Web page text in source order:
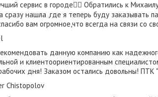
сервис в городе👌🏼 Обратились к
нашла ,где я теперь буду заказывать
вам огромное,что всегда на связи со
данную компанию как
и клиентоориентированным
дня! Заказом остались довольны!
Chistopolov